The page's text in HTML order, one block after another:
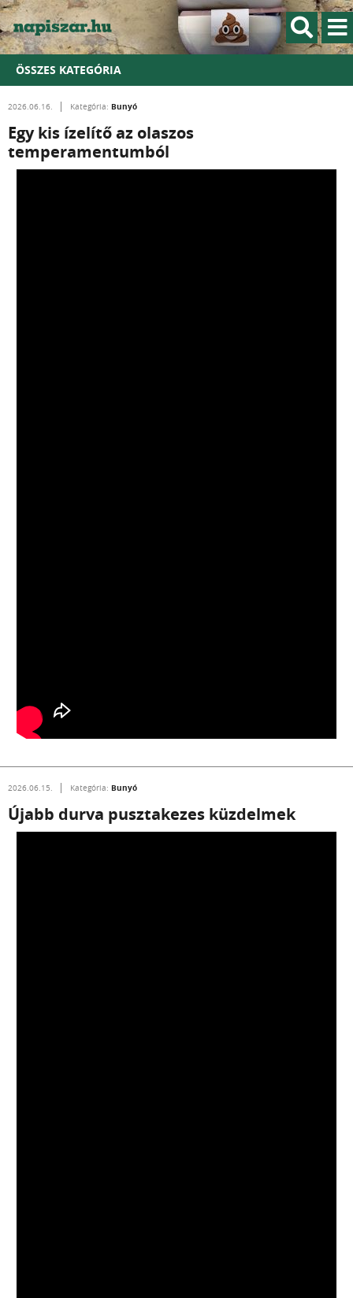
ÖSSZES KATEGÓRIA
2026.06.16. Kategória: Bunyó
Egy kis ízelítő az olaszos
temperamentumból
2026.06.15. Kategória: Bunyó
Újabb durva pusztakezes küzdelmek